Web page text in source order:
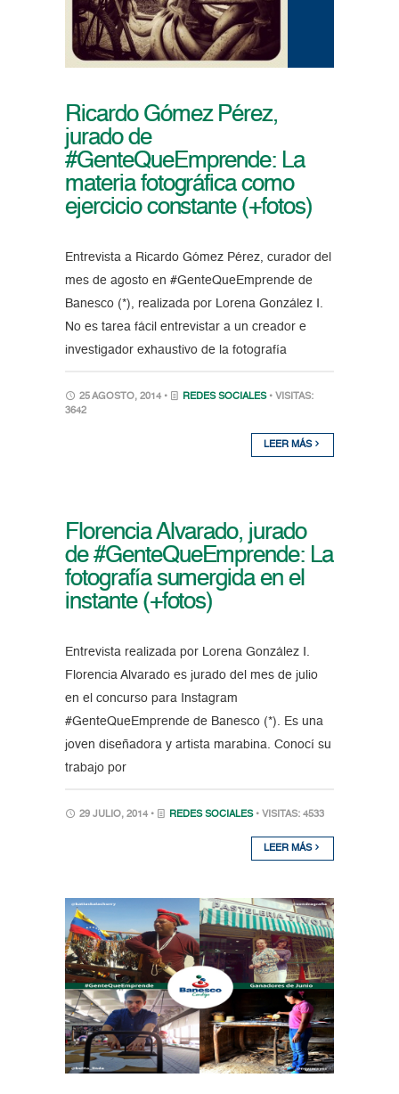
Ricardo Gómez Pérez,
jurado de
#GenteQueEmprende: La
materia fotográfica como
ejercicio constante (+fotos)
Entrevista a Ricardo Gómez Pérez, curador del
mes de agosto en #GenteQueEmprende de
Banesco (*), realizada por Lorena González I.
No es tarea fácil entrevistar a un creador e
investigador exhaustivo de la fotografía
25 AGOSTO, 2014 • REDES SOCIALES • VISITAS:
3642
LEER MÁS
Florencia Alvarado, jurado
de #GenteQueEmprende: La
fotografía sumergida en el
instante (+fotos)
Entrevista realizada por Lorena González I.
Florencia Alvarado es jurado del mes de julio
en el concurso para Instagram
#GenteQueEmprende de Banesco (*). Es una
joven diseñadora y artista marabina. Conocí su
trabajo por
29 JULIO, 2014 • REDES SOCIALES • VISITAS: 4533
LEER MÁS